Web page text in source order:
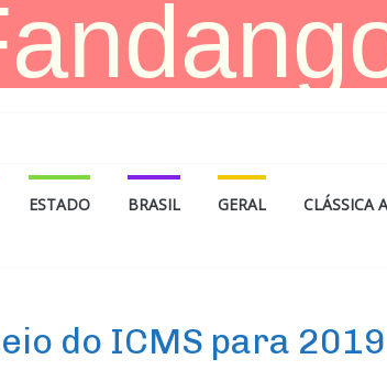
ESTADO BRASIL GERAL CLÁSSICA
do ICMS para 2019